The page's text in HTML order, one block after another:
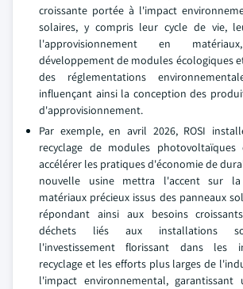
croissante portée à l'impact
solaires, y compris leur cycle de vie,
l'approvisionnement en
développement de modules écologiques
des réglementations
influençant ainsi la conception des
d'approvisionnement.
Par exemple, en avril 2026, ROSI
recyclage de modules photovoltaïques
accélérer les pratiques d'économie de
nouvelle usine mettra l'accent sur
matériaux précieux issus des panneaux
répondant ainsi aux besoins
déchets liés aux installations
l'investissement florissant dans les
recyclage et les efforts plus larges de
l'impact environnemental, garantissant